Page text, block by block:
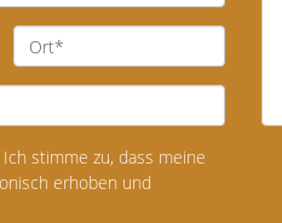
stimme zu, dass meine
erhoben und